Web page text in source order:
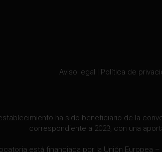
Aviso legal Política de
ha sido beneficiario de la
correspondiente a 2023, con una
está financiada por la Unión Europea